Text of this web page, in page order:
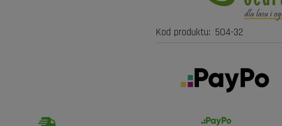
Kod produktu: 504-32